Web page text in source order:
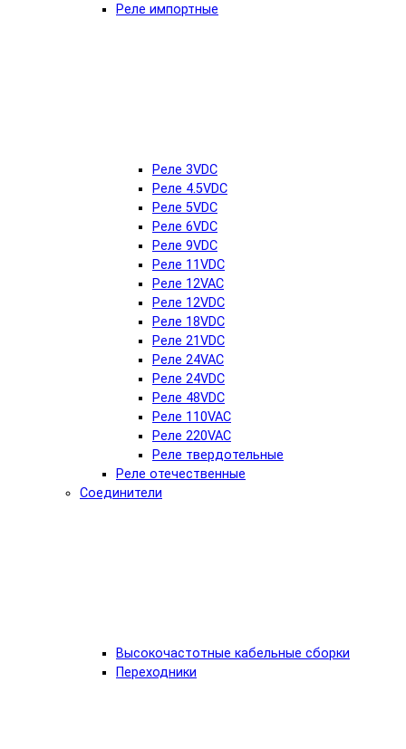
Реле импортные
Реле 3VDC
Реле 4.5VDC
Реле 5VDC
Реле 6VDC
Реле 9VDC
Реле 11VDC
Реле 12VAC
Реле 12VDC
Реле 18VDC
Реле 21VDC
Реле 24VAC
Реле 24VDC
Реле 48VDC
Реле 110VAC
Реле 220VAC
Реле твердотельные
Реле отечественные
Соединители
Высокочастотные кабельные сборки
Переходники